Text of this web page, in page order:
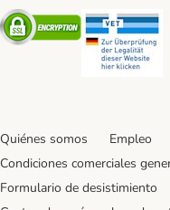
Security
Quiénes somos Empleo
Condiciones comerciales
Formulario de desistimiento